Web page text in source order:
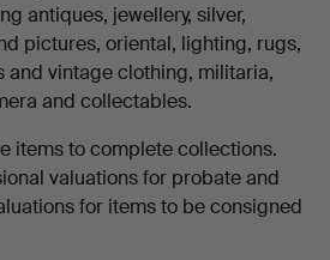
antiques, jewellery, silver,
pictures, oriental, lighting, rugs,
and vintage clothing, militaria,
and collectables.
items to complete collections.
valuations for probate and
for items to be consigned